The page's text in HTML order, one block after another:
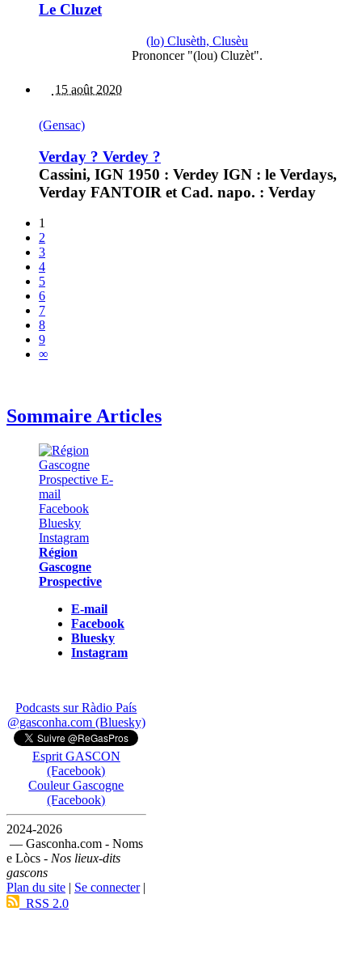
Le Cluzet
(lo) Clusèth, Clusèu
Prononcer "(lou) Cluzèt".
15 août 2020
(Gensac)
Verday ? Verdey ?
Cassini, IGN 1950 : Verdey IGN : le Verdays,
Verday FANTOIR et Cad. napo. : Verday
1
2
3
4
5
6
7
8
9
∞
Sommaire Articles
Région
Gascogne
Prospective
E-mail
Facebook
Bluesky
Instagram
Podcasts sur Ràdio País
@gasconha.com (Bluesky)
Esprit GASCON
(Facebook)
Couleur Gascogne
(Facebook)
2024-2026
— Gasconha.com - Noms
e Lòcs - Nos lieux-dits
gascons
Plan du site | Se connecter|
RSS 2.0